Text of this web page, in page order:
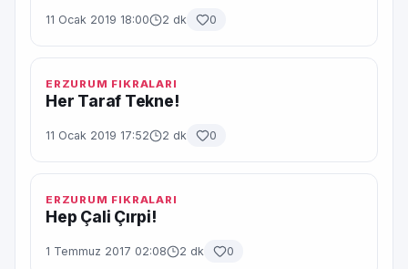
11 Ocak 2019 18:00 2 dk 0
ERZURUM FIKRALARI
Her Taraf Tekne!
11 Ocak 2019 17:52 2 dk 0
ERZURUM FIKRALARI
Hep Çali Çırpi!
1 Temmuz 2017 02:08 2 dk 0